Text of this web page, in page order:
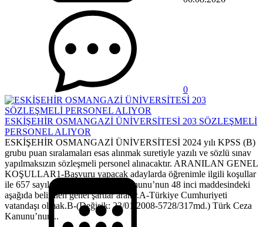
0
ESKİŞEHİR OSMANGAZİ ÜNİVERSİTESİ 203 SÖZLEŞMELİ
PERSONEL ALIYOR
ESKİŞEHİR OSMANGAZİ ÜNİVERSİTESİ 2024 yılı KPSS (B)
grubu puan sıralamaları esas alınmak suretiyle yazılı ve sözlü sınav
yapılmaksızın sözleşmeli personel alınacaktır. ARANILAN GENEL
KOŞULLAR1-Başvuru yapacak adaylarda öğrenimle ilgili koşullar
ile 657 sayılı Devlet Memurları Kanunu’nun 48 inci maddesindeki
aşağıda belirtilen genel şartlar aranır.A-Türkiye Cumhuriyeti
vatandaşı olmak.B-(Değişik: 23/01/2008-5728/317md.) Türk Ceza
Kanunu’nun...